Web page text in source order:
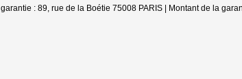
: 89, rue de la Boétie 75008 PARIS | Montant de la